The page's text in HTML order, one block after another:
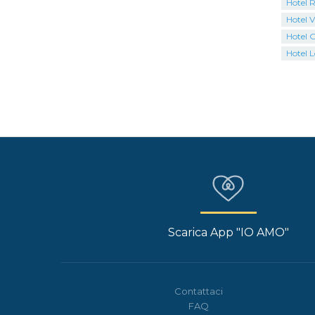
Hotel
Hotel
Hotel
Hotel
Scarica App "IO AMO"
Contattaci
FAQ